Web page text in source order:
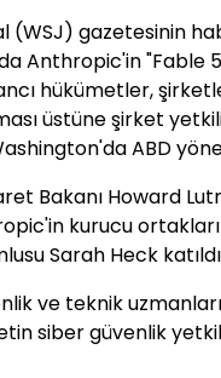
(WSJ) gazetesinin
Anthropic'in "Fable
hükümetler,
üstüne şirket
ABD
Bakanı Howard
kurucu
Sarah Heck
ve teknik
siber güvenlik